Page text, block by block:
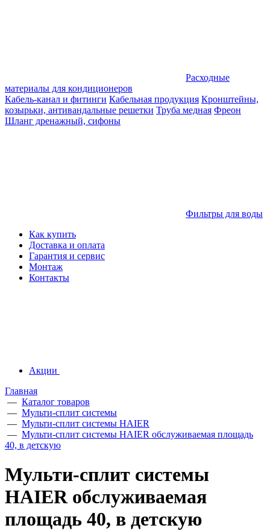
Расходные
материалы для кондиционеров
Кабель-канал и фитинги Кабельная продукция Кронштейны,
козырьки, антивандальные решетки Труба медная Фреон
Шланг дренажный, сифоны
Фильтры для воды
Как купить
Доставка и оплата
Гарантия и сервис
Монтаж
Контакты
Акции
Главная
— Каталог товаров
— Мульти-сплит системы
— Мульти-сплит системы HAIER
— Мульти-сплит системы HAIER обслуживаемая площадь
40, в детскую
Мульти-сплит системы
HAIER обслуживаемая
площадь 40, в детскую